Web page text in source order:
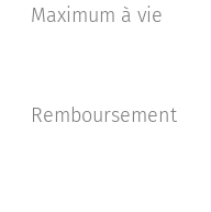
Maximum à vie
Remboursement